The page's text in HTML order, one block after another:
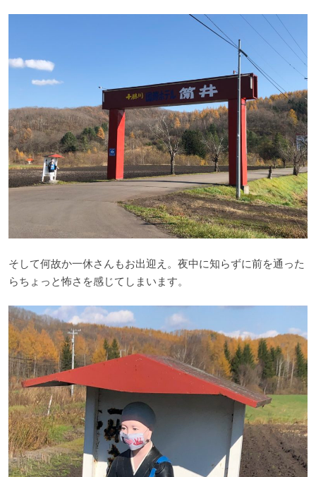
そして何故か一休さんもお出迎え。夜中に知らずに前を通った
らちょっと怖さを感じてしまいます。